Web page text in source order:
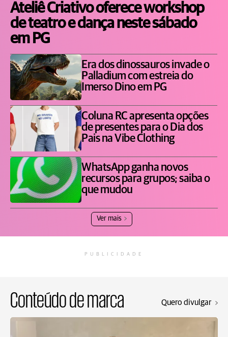
Ateliê Criativo oferece workshop
de teatro e dança neste sábado
em PG
Era dos dinossauros invade o
Palladium com estreia do
Imerso Dino em PG
Coluna RC apresenta opções
de presentes para o Dia dos
Pais na Vibe Clothing
WhatsApp ganha novos
recursos para grupos; saiba o
que mudou
Ver mais
PUBLICIDADE
Conteúdo de marca Quero divulgar